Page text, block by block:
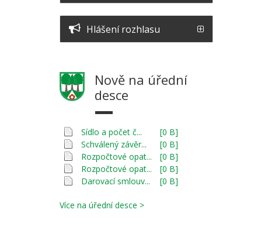
Hlášení rozhlasu
Nově na úřední
desce
Sídlo a počet č...
[0 B]
Schválený závěr...
[0 B]
Rozpočtové opat...
[0 B]
Rozpočtové opat...
[0 B]
Darovací smlouv...
[0 B]
Více na úřední desce >